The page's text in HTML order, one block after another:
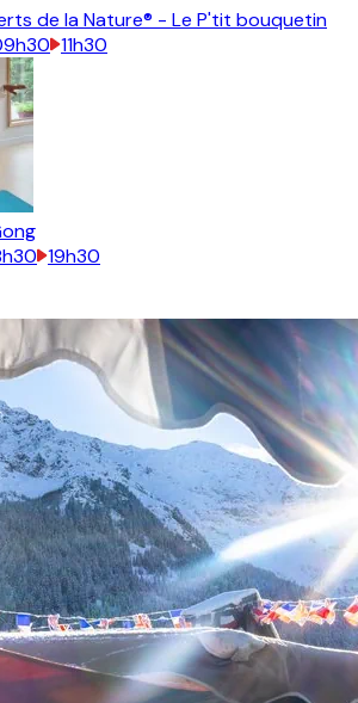
de la Nature® - Le P'tit bouquetin
11h30
19h30